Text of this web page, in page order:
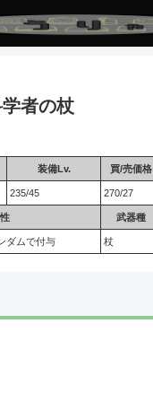
者の杖
装備Lv. 買/売価格
235/45 270/27
武器種
ダムで付与 杖